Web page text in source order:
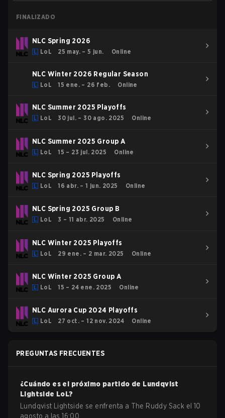
FINALIZADO
NLC Spring 2026
LoL 25 may. – 5 jun. Online
NLC Winter 2026 Regular Season
LoL 15 ene. – 26 feb. Online
NLC Summer 2025 Playoffs
LoL 30 jul. – 30 ago. 2025 Online
NLC Summer 2025 Group A
LoL 15 – 23 jul. 2025 Online
NLC Spring 2025 Playoffs
LoL 16 abr. – 1 jun. 2025 Online
NLC Spring 2025 Group B
LoL 3 – 11 abr. 2025 Online
NLC Winter 2025 Playoffs
LoL 29 ene. – 2 mar. 2025 Online
NLC Winter 2025 Group A
LoL 15 – 24 ene. 2025 Online
NLC Aurora Cup 2024 Playoffs
LoL 27 oct. – 12 nov. 2024 Online
PREGUNTAS FRECUENTES
¿Cuándo es el próximo partido de Lundqvist
Lightside LoL?
Lundqvist Lightside se enfrenta a The Ruddy Sack el 10
agosto a las 16:00.